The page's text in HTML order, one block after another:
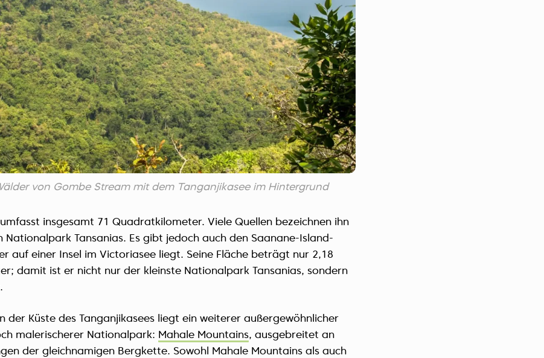
von Gombe Stream mit dem Tanganjikasee im Hintergrund
insgesamt 71 Quadratkilometer. Viele Quellen bezeichnen ihn
Nationalpark Tansanias. Es gibt jedoch auch den Saanane-Island-
auf einer Insel im Victoriasee liegt. Seine Fläche beträgt nur 2,18
damit ist er nicht nur der kleinste Nationalpark Tansanias, sondern
der Küste des Tanganjikasees liegt ein weiterer außergewöhnlicher
malerischerer Nationalpark: Mahale Mountains, ausgebreitet an
der gleichnamigen Bergkette. Sowohl Mahale Mountains als auch